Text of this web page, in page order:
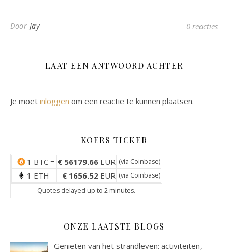
Door Jay 0 reacties
LAAT EEN ANTWOORD ACHTER
Je moet inloggen om een reactie te kunnen plaatsen.
KOERS TICKER
1 BTC = € 56179.66 EUR (via Coinbase)
1 ETH = € 1656.52 EUR (via Coinbase)
Quotes delayed up to 2 minutes.
ONZE LAATSTE BLOGS
Genieten van het strandleven: activiteiten,